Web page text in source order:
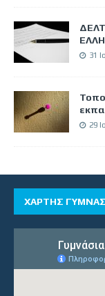
31
29
ΧΑΡΤΗΣ